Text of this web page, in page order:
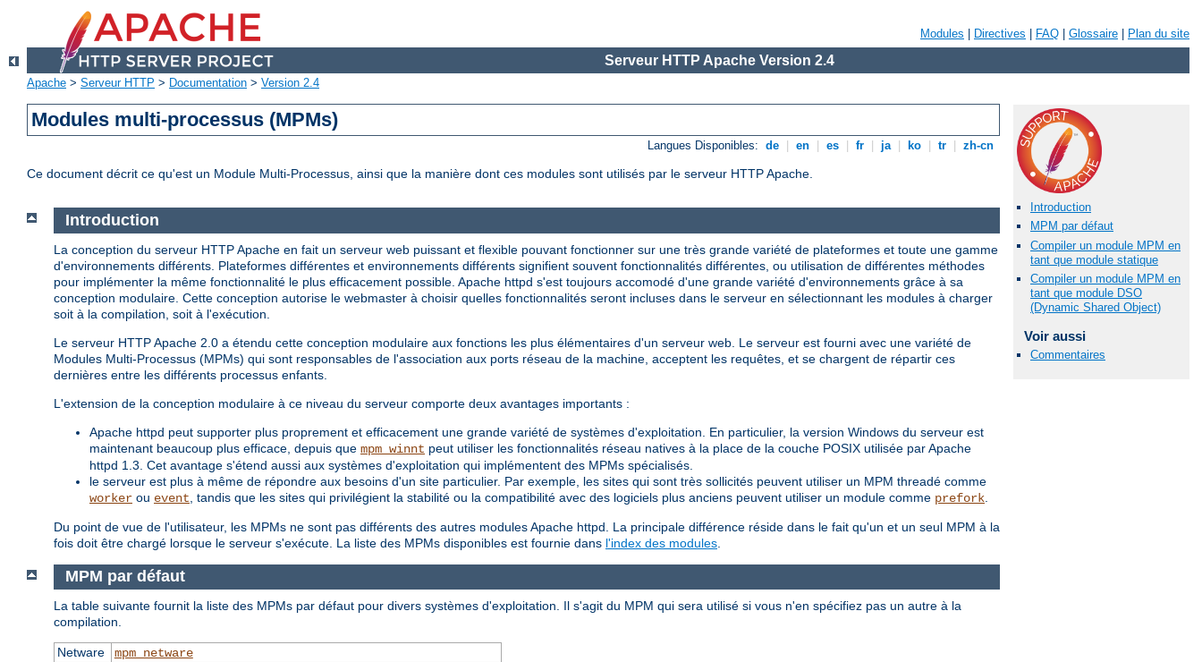
Modules Directives FAQ Glossaire Plan du site
Serveur HTTP Apache Version 2.4
Apache > Serveur HTTP > Documentation > Version 2.4
Modules multi-processus (MPMs)
Langues Disponibles: de en es fr ja ko tr zh-cn
Ce document décrit ce qu'est un Module Multi-Processus, ainsi que la manière dont ces modules sont utilisés par le serveur HTTP Apache.
Introduction
MPM par défaut
Compiler un module MPM en
tant que module statique
Compiler un module MPM en
tant que module DSO
(Dynamic Shared Object)
Voir aussi
Commentaires
Introduction
La conception du serveur HTTP Apache en fait un serveur web puissant et flexible pouvant fonctionner sur une très grande variété de plateformes et toute une gamme
d'environnements différents. Plateformes différentes et environnements différents signifient souvent fonctionnalités différentes, ou utilisation de différentes méthodes
pour implémenter la même fonctionnalité le plus efficacement possible. Apache httpd s'est toujours accomodé d'une grande variété d'environnements grâce à sa
conception modulaire. Cette conception autorise le webmaster à choisir quelles fonctionnalités seront incluses dans le serveur en sélectionnant les modules à charger
soit à la compilation, soit à l'exécution.
Le serveur HTTP Apache 2.0 a étendu cette conception modulaire aux fonctions les plus élémentaires d'un serveur web. Le serveur est fourni avec une variété de
Modules Multi-Processus (MPMs) qui sont responsables de l'association aux ports réseau de la machine, acceptent les requêtes, et se chargent de répartir ces
dernières entre les différents processus enfants.
L'extension de la conception modulaire à ce niveau du serveur comporte deux avantages importants :
Apache httpd peut supporter plus proprement et efficacement une grande variété de systèmes d'exploitation. En particulier, la version Windows du serveur est
maintenant beaucoup plus efficace, depuis que mpm_winnt peut utiliser les fonctionnalités réseau natives à la place de la couche POSIX utilisée par Apache
httpd 1.3. Cet avantage s'étend aussi aux systèmes d'exploitation qui implémentent des MPMs spécialisés.
le serveur est plus à même de répondre aux besoins d'un site particulier. Par exemple, les sites qui sont très sollicités peuvent utiliser un MPM threadé comme
worker ou event , tandis que les sites qui privilégient la stabilité ou la compatibilité avec des logiciels plus anciens peuvent utiliser un module comme prefork
Du point de vue de l'utilisateur, les MPMs ne sont pas différents des autres modules Apache httpd. La principale différence réside dans le fait qu'un et un seul MPM à la
fois doit être chargé lorsque le serveur s'exécute. La liste des MPMs disponibles est fournie dans l'index des modules
MPM par défaut
La table suivante fournit la liste des MPMs par défaut pour divers systèmes d'exploitation. Il s'agit du MPM qui sera utilisé si vous n'en spécifiez pas un autre à la
compilation.
Netware
mpm_netware